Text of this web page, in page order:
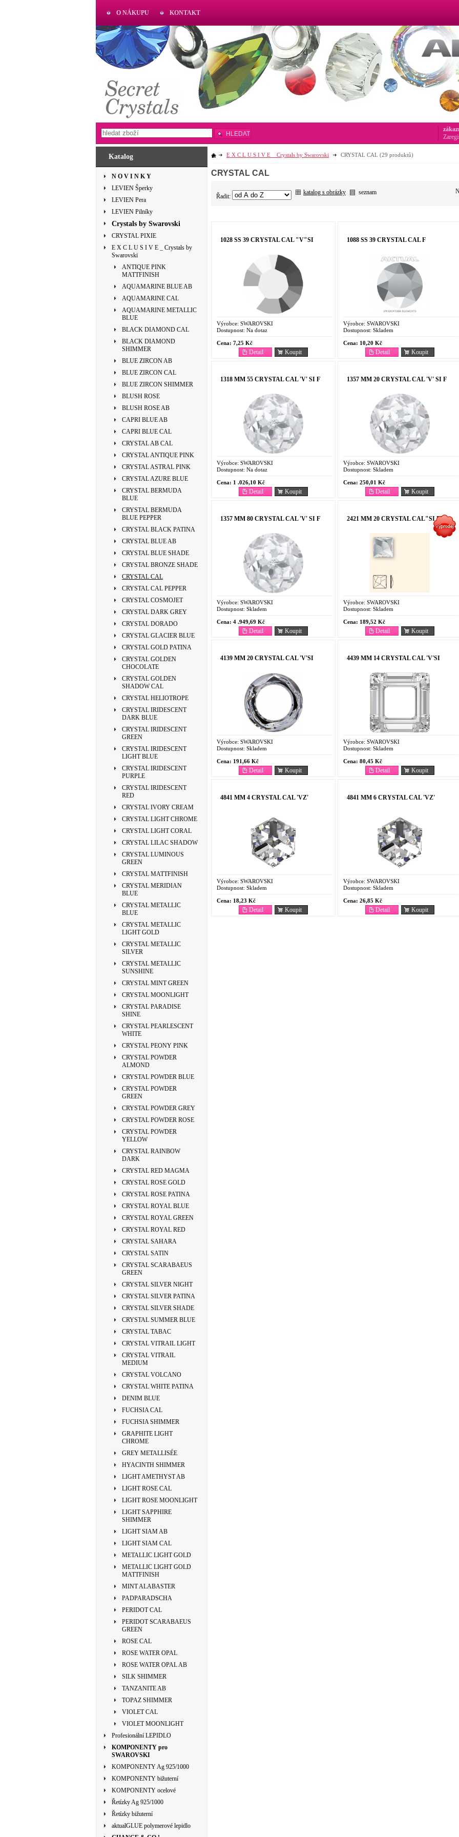
Katalog
N O V I N K Y
LEVIEN Šperky
LEVIEN Pera
LEVIEN Pilníky
Crystals by Swarovski
CRYSTAL PIXIE
E X C L U S I V E _ Crystals by
Swarovski
ANTIQUE PINK
MATTFINISH
AQUAMARINE BLUE AB
AQUAMARINE CAL
AQUAMARINE METALLIC
BLUE
BLACK DIAMOND CAL
BLACK DIAMOND
SHIMMER
BLUE ZIRCON AB
BLUE ZIRCON CAL
BLUE ZIRCON SHIMMER
BLUSH ROSE
BLUSH ROSE AB
CAPRI BLUE AB
CAPRI BLUE CAL
CRYSTAL AB CAL
CRYSTAL ANTIQUE PINK
CRYSTAL ASTRAL PINK
CRYSTAL AZURE BLUE
CRYSTAL BERMUDA
BLUE
CRYSTAL BERMUDA
BLUE PEPPER
CRYSTAL BLACK PATINA
CRYSTAL BLUE AB
CRYSTAL BLUE SHADE
CRYSTAL BRONZE SHADE
CRYSTAL CAL
CRYSTAL CAL PEPPER
CRYSTAL COSMOJET
CRYSTAL DARK GREY
CRYSTAL DORADO
CRYSTAL GLACIER BLUE
CRYSTAL GOLD PATINA
CRYSTAL GOLDEN
CHOCOLATE
CRYSTAL GOLDEN
SHADOW CAL
CRYSTAL HELIOTROPE
CRYSTAL IRIDESCENT
DARK BLUE
CRYSTAL IRIDESCENT
GREEN
CRYSTAL IRIDESCENT
LIGHT BLUE
CRYSTAL IRIDESCENT
PURPLE
CRYSTAL IRIDESCENT
RED
CRYSTAL IVORY CREAM
CRYSTAL LIGHT CHROME
CRYSTAL LIGHT CORAL
CRYSTAL LILAC SHADOW
CRYSTAL LUMINOUS
GREEN
CRYSTAL MATTFINISH
CRYSTAL MERIDIAN
BLUE
CRYSTAL METALLIC
BLUE
CRYSTAL METALLIC
LIGHT GOLD
CRYSTAL METALLIC
SILVER
CRYSTAL METALLIC
SUNSHINE
CRYSTAL MINT GREEN
CRYSTAL MOONLIGHT
CRYSTAL PARADISE
SHINE
CRYSTAL PEARLESCENT
WHITE
CRYSTAL PEONY PINK
CRYSTAL POWDER
ALMOND
CRYSTAL POWDER BLUE
CRYSTAL POWDER
GREEN
CRYSTAL POWDER GREY
CRYSTAL POWDER ROSE
CRYSTAL POWDER
YELLOW
CRYSTAL RAINBOW
DARK
CRYSTAL RED MAGMA
CRYSTAL ROSE GOLD
CRYSTAL ROSE PATINA
CRYSTAL ROYAL BLUE
CRYSTAL ROYAL GREEN
CRYSTAL ROYAL RED
CRYSTAL SAHARA
CRYSTAL SATIN
CRYSTAL SCARABAEUS
GREEN
CRYSTAL SILVER NIGHT
CRYSTAL SILVER PATINA
CRYSTAL SILVER SHADE
CRYSTAL SUMMER BLUE
CRYSTAL TABAC
CRYSTAL VITRAIL LIGHT
CRYSTAL VITRAIL
MEDIUM
CRYSTAL VOLCANO
CRYSTAL WHITE PATINA
DENIM BLUE
FUCHSIA CAL
FUCHSIA SHIMMER
GRAPHITE LIGHT
CHROME
GREY METALLISÉE
HYACINTH SHIMMER
LIGHT AMETHYST AB
LIGHT ROSE CAL
LIGHT ROSE MOONLIGHT
LIGHT SAPPHIRE
SHIMMER
LIGHT SIAM AB
LIGHT SIAM CAL
METALLIC LIGHT GOLD
METALLIC LIGHT GOLD
MATTFINISH
MINT ALABASTER
PADPARADSCHA
PERIDOT CAL
PERIDOT SCARABAEUS
GREEN
ROSE CAL
ROSE WATER OPAL
ROSE WATER OPAL AB
SILK SHIMMER
TANZANITE AB
TOPAZ SHIMMER
VIOLET CAL
VIOLET MOONLIGHT
Profesionální LEPIDLO
KOMPONENTY pro
SWAROVSKI
KOMPONENTY Ag 925/1000
KOMPONENTY bižuterní
KOMPONENTY ocelové
Řetízky Ag 925/1000
Řetízky bižuterní
aktualGLUE polymerové lepidlo
E X C L U S I V E _ Crystals by Swarovski CRYSTAL CAL (29 produktů)
CRYSTAL CAL
Řadit:
katalog s obrázky seznam
1028 SS 39 CRYSTAL CAL "V"SI
Výrobce: SWAROVSKI
Dostupnost: Na dotaz
Cena: 7,25 Kč
Koupit
Detail
1088 SS 39 CRYSTAL CAL F
Výrobce: SWAROVSKI
Dostupnost: Skladem
Cena: 10,20 Kč
Koupit
Detail
1318 MM 55 CRYSTAL CAL 'V' SI F
Výrobce: SWAROVSKI
Dostupnost: Na dotaz
Cena: 1 .026,10 Kč
Koupit
Detail
1357 MM 20 CRYSTAL CAL 'V' SI F
Výrobce: SWAROVSKI
Dostupnost: Skladem
Cena: 250,01 Kč
Koupit
Detail
1357 MM 80 CRYSTAL CAL 'V' SI F
Výrobce: SWAROVSKI
Dostupnost: Skladem
Cena: 4 .949,69 Kč
Koupit
Detail
2421 MM 20 CRYSTAL CAL"SI PL
Výrobce: SWAROVSKI
Dostupnost: Skladem
Cena: 189,52 Kč
Koupit
Detail
4139 MM 20 CRYSTAL CAL 'V'SI
Výrobce: SWAROVSKI
Dostupnost: Skladem
Cena: 191,66 Kč
Koupit
Detail
4439 MM 14 CRYSTAL CAL 'V'SI
Výrobce: SWAROVSKI
Dostupnost: Skladem
Cena: 80,45 Kč
Koupit
Detail
4841 MM 4 CRYSTAL CAL 'VZ'
Výrobce: SWAROVSKI
Dostupnost: Skladem
Cena: 18,23 Kč
Koupit
Detail
4841 MM 6 CRYSTAL CAL 'VZ'
Výrobce: SWAROVSKI
Dostupnost: Skladem
Cena: 26,85 Kč
Koupit
Detail
O NÁKUPU KONTAKT
AKTUAL
www.aktual-koralky.cz
HLEDAT